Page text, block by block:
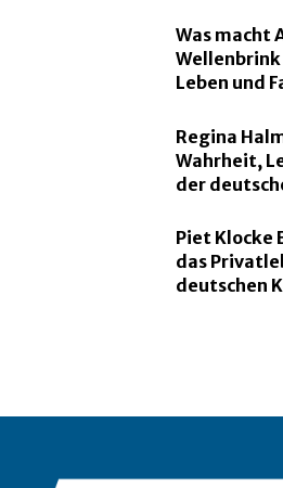
Was macht
Leben und
Regina
Wahrheit,
der
Piet Klocke
das
deutschen